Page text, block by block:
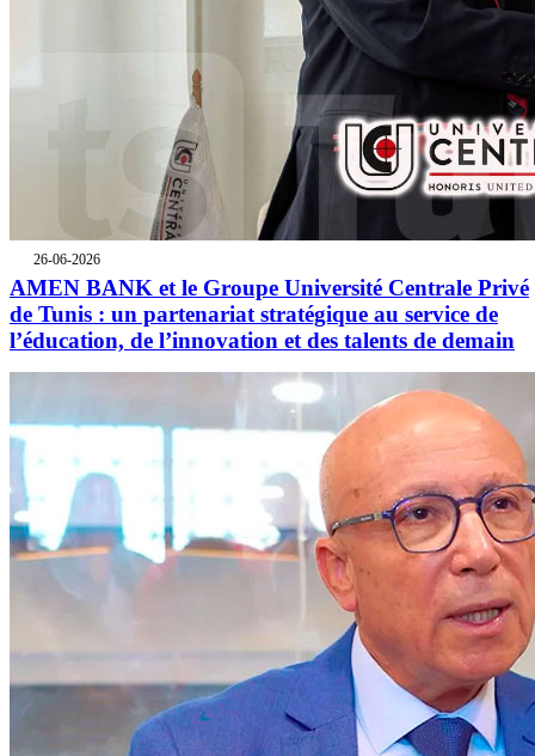
26-06-2026
AMEN BANK et le Groupe Université Centrale Privé
de Tunis : un partenariat stratégique au service de
l’éducation, de l’innovation et des talents de demain